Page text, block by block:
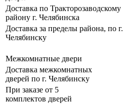
Доставка по Тракторозаводскому
району г. Челябинска
Доставка за пределы района, по г.
Челябинску
Межкомнатные двери
Доставка межкомнатных
дверей по г. Челябинску
При заказе от 5
комплектов дверей